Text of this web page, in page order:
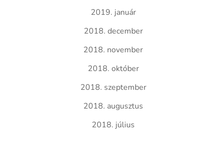
2019. január
2018. december
2018. november
2018. október
2018. szeptember
2018. augusztus
2018. július